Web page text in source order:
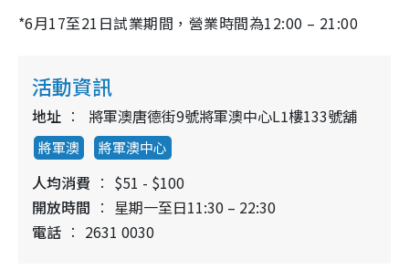
*6月17至21日試業期間，營業時間為12:00 – 21:00
活動資訊
地址 將軍澳唐德街9號將軍澳中心L1樓133號舖
將軍澳 將軍澳中心
人均消費
$51 - $100
開放時間
星期一至日11:30 – 22:30
電話
2631 0030